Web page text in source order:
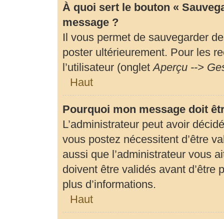
À quoi sert le bouton «
message ?
Il vous permet de sauvegarder
poster ultérieurement. Pour les
l’utilisateur (ongletAperçu -->
Haut
Pourquoi mon message doit
L’administrateur peut avoir
vous postez nécessitent d’être
aussi que l’administrateur vous
doivent être validés avant d’être
plus d’informations.
Haut